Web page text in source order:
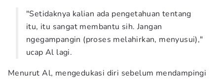
"Setidaknya kalian ada pengetahuan tentang
itu, itu sangat membantu sih. Jangan
ngegampangin (proses melahirkan, menyusui),"
ucap Al lagi.
Menurut Al, mengedukasi diri sebelum mendampingi